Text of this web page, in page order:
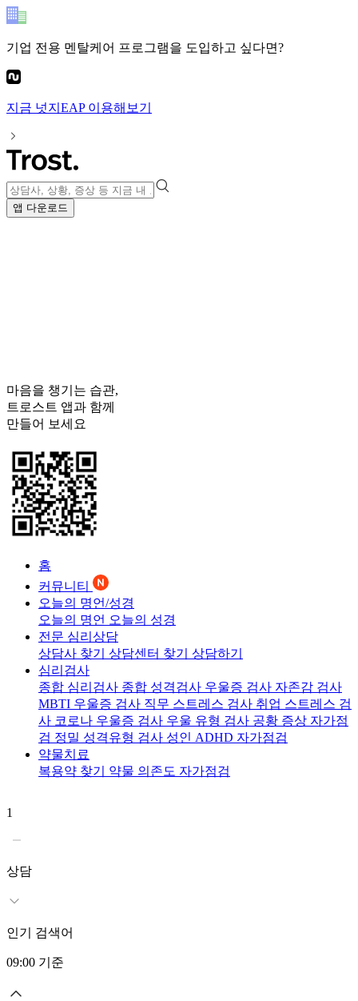
기업 전용 멘탈케어 프로그램을 도입하고 싶다면?
지금 넛지EAP이용해보기
앱 다운로드
마음을 챙기는 습관,
트로스트 앱과 함께
만들어 보세요
홈
커뮤니티
오늘의 명언/성경
오늘의 명언 오늘의 성경
전문 심리상담
상담사 찾기 상담센터 찾기 상담하기
심리검사
종합 심리검사 종합 성격검사 우울증 검사 자존감 검사
MBTI 우울증 검사 직무 스트레스 검사 취업 스트레스 검
사 코로나 우울증 검사 우울 유형 검사 공황 증상 자가점
검 정밀 성격유형 검사 성인 ADHD 자가점검
약물치료
복용약 찾기 약물 의존도 자가점검
1
상담
인기 검색어
09:00 기준